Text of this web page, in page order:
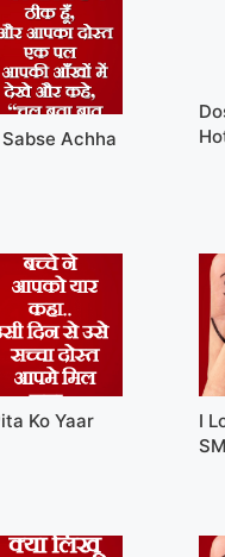
Achha
Ko Yaar
I